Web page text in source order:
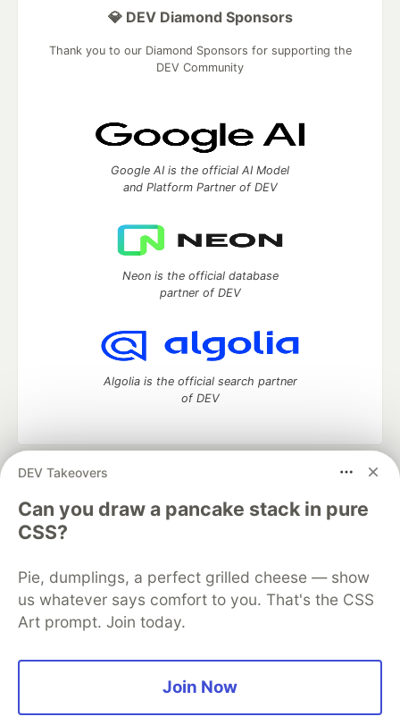
DEV Takeovers
Can you draw a pancake stack in pure
CSS?
Pie, dumplings, a perfect grilled cheese — show
us whatever says comfort to you. That's the CSS
Art prompt. Join today.
Join Now
💎 DEV Diamond Sponsors
Thank you to our Diamond Sponsors for supporting the
DEV Community
Google AI is the official AI Model
and Platform Partner of DEV
Neon is the official database
partner of DEV
Algolia is the official search partner
of DEV
DEV Community
development and manage your software career
Home
DEV Challenges DEV++
Videos
DEV Education Tracks
Free Postgres Database
DEV Shop
MLH
Code of Conduct
Privacy Policy
Terms of Use
Built on
Forem — the open source software that powers
and other inclusive communities.